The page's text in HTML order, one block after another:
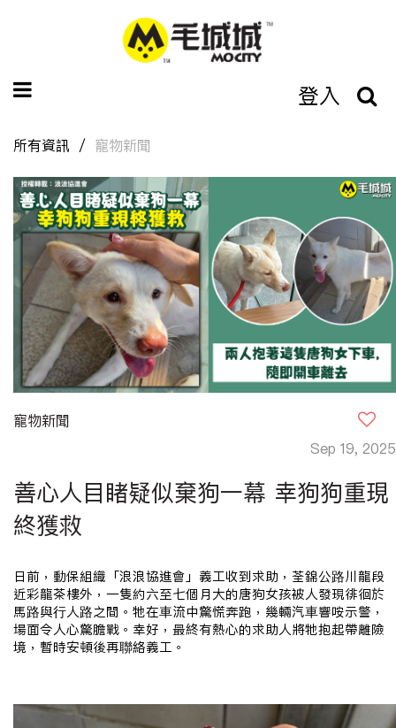
登入
所有資訊 寵物新聞
寵物新聞
Sep 19, 2025
善心人目睹疑似棄狗一幕 幸狗狗重現
終獲救
日前，動保組織「浪浪協進會」義工收到求助，荃錦公路川龍段
近彩龍茶樓外，一隻約六至七個月大的唐狗女孩被人發現徘徊於
馬路與行人路之間。牠在車流中驚慌奔跑，幾輛汽車響咹示警，
場面令人心驚膽戰。幸好，最終有熱心的求助人將牠抱起帶離險
境，暫時安頓後再聯絡義工。